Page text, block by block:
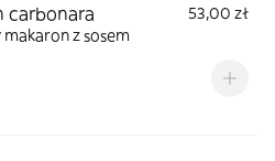
carbonara
53,00 zł
makaron z sosem